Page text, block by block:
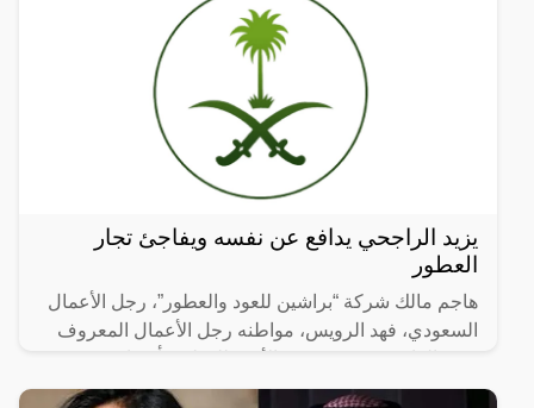
يزيد الراجحي يدافع عن نفسه ويفاجئ تجار
العطور
هاجم مالك شركة “براشين للعود والعطور”، رجل الأعمال
السعودي، فهد الرويس، مواطنه رجل الأعمال المعروف
ورخيصة